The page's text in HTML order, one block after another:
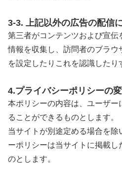
3-3. 上記以外の広告の配信
第三者がコンテンツおよび宣
情報を収集し、訪問者のブラウ
を設定したりこれを認識したり
4.プライバシーポリシーの
本ポリシーの内容は、ユーザー
ることができるものとします。
当サイトが別途定める場合を
ーポリシーは当サイトに掲載し
のとします。